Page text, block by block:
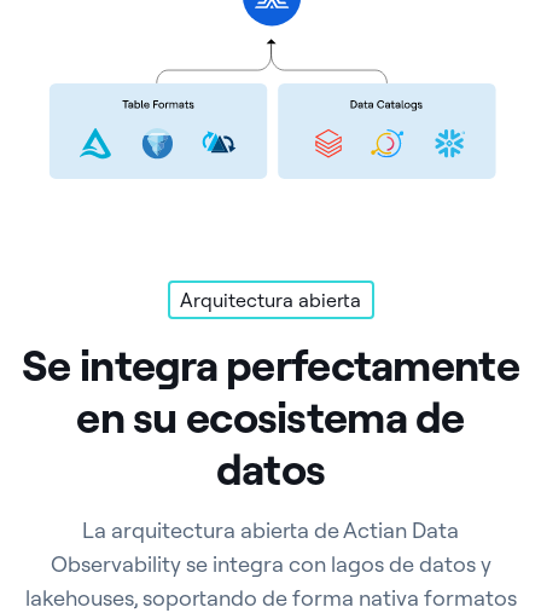
Arquitectura abierta
Se integra perfectamente
en su ecosistema de
datos
La arquitectura abierta de Actian Data
Observability se integra con lagos de datos y
lakehouses, soportando de forma nativa formatos